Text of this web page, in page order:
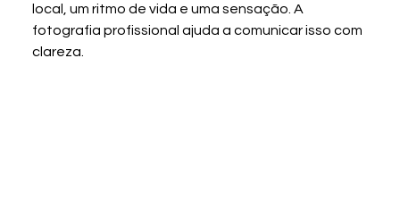
local, um ritmo de vida e uma sensação. A
fotografia profissional ajuda a comunicar isso com
clareza.